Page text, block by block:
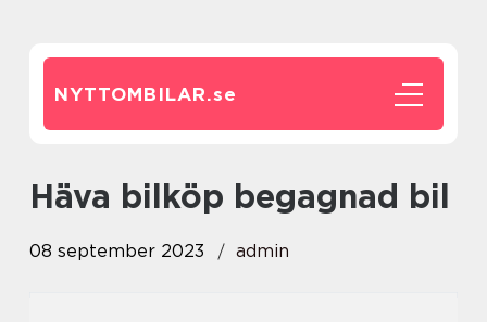
NYTTOMBILAR.se
häva bilköp begagnad bil
08 september 2023 admin